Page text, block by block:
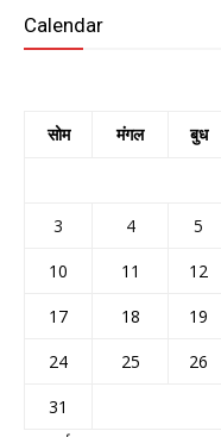
Calendar
सोम मंगल बुध
3
4 5
10
11 12
17
18 19
24
25 26
31